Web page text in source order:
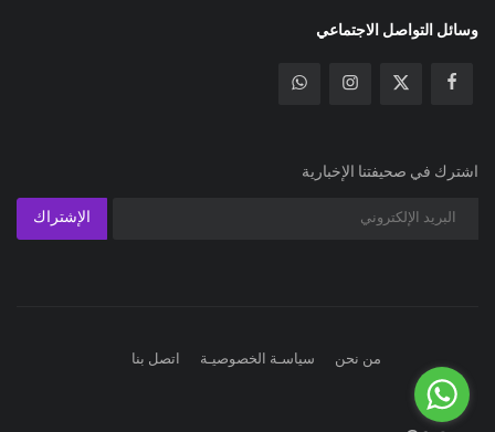
وسائل التواصل الاجتماعي
اشترك في صحيفتنا الإخبارية
الإشتراك
من نحن سياسـة الخصوصيـة اتصل بنا